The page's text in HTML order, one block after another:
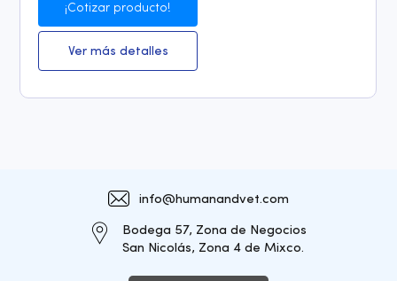
¡Cotizar producto!
Ver más detalles
info@humanandvet.com
Bodega 57, Zona de Negocios
San Nicolás, Zona 4 de Mixco.